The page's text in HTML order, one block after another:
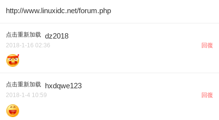
http://www.linuxidc.net/forum.php
点击重新加载 dz2018
2018-1-16 02:36 回復
点击重新加载 hxdqwe123
2018-1-4 10:59 回復